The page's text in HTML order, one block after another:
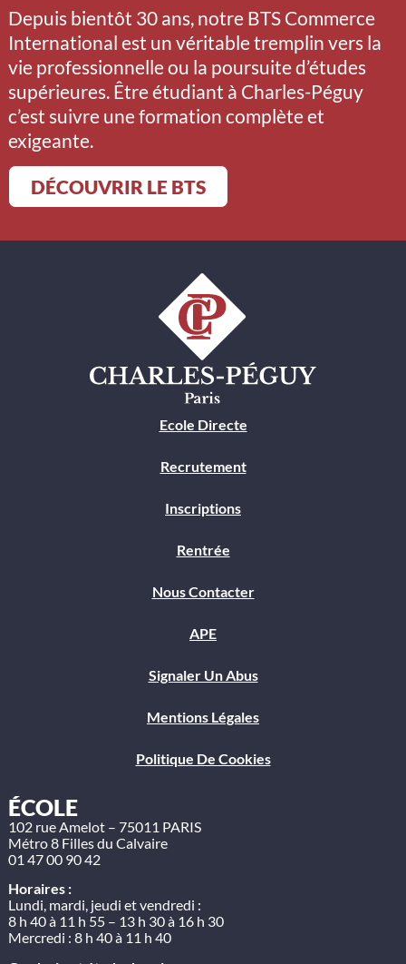
Depuis bientôt 30 ans, notre BTS Commerce
International est un véritable tremplin vers la
vie professionnelle ou la poursuite d’études
supérieures. Être étudiant à Charles-Péguy
c’est suivre une formation complète et
exigeante.
DÉCOUVRIR LE BTS
Ecole Directe
Recrutement
Inscriptions
Rentrée
Nous Contacter
APE
Signaler Un Abus
Mentions Légales
Politique De Cookies
ÉCOLE
102 rue Amelot – 75011 PARIS
Métro 8 Filles du Calvaire
01 47 00 90 42
Horaires :
Lundi, mardi, jeudi et vendredi :
8 h 40 à 11 h 55 – 13 h 30 à 16 h 30
Mercredi : 8 h 40 à 11 h 40